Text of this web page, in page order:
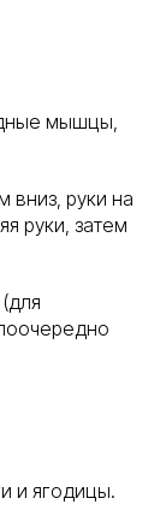
мышцы,
вниз, руки на
руки, затем
и ягодицы.